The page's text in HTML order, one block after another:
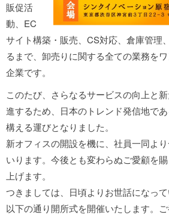
販促活
動、EC
サイト構築・販売、CS対応、倉庫管理
るまで、卸売りに関する全ての業務を
企業です。
このたび、さらなるサービスの向上と
進するため、日本のトレンド発信地で
構える運びとなりました。
新オフィスの開設を機に、社員一同よ
いります。今後とも変わらぬご愛顧を
上げます。
つきましては、日頃よりお世話になって
以下の通り開所式を開催いたします。